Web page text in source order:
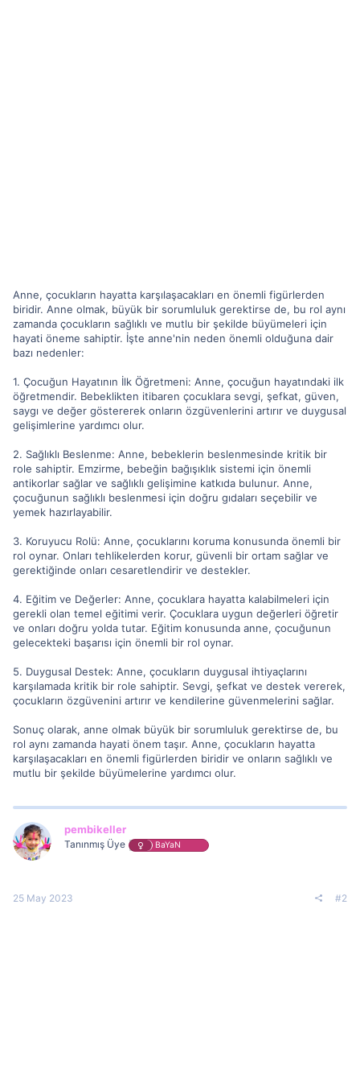
Anne, çocukların hayatta karşılaşacakları en önemli figürlerden
biridir. Anne olmak, büyük bir sorumluluk gerektirse de, bu rol aynı
zamanda çocukların sağlıklı ve mutlu bir şekilde büyümeleri için
hayati öneme sahiptir. İşte anne'nin neden önemli olduğuna dair
bazı nedenler:
1. Çocuğun Hayatının İlk Öğretmeni: Anne, çocuğun hayatındaki ilk
öğretmendir. Bebeklikten itibaren çocuklara sevgi, şefkat, güven,
saygı ve değer göstererek onların özgüvenlerini artırır ve duygusal
gelişimlerine yardımcı olur.
2. Sağlıklı Beslenme: Anne, bebeklerin beslenmesinde kritik bir
role sahiptir. Emzirme, bebeğin bağışıklık sistemi için önemli
antikorlar sağlar ve sağlıklı gelişimine katkıda bulunur. Anne,
çocuğunun sağlıklı beslenmesi için doğru gıdaları seçebilir ve
yemek hazırlayabilir.
3. Koruyucu Rolü: Anne, çocuklarını koruma konusunda önemli bir
rol oynar. Onları tehlikelerden korur, güvenli bir ortam sağlar ve
gerektiğinde onları cesaretlendirir ve destekler.
4. Eğitim ve Değerler: Anne, çocuklara hayatta kalabilmeleri için
gerekli olan temel eğitimi verir. Çocuklara uygun değerleri öğretir
ve onları doğru yolda tutar. Eğitim konusunda anne, çocuğunun
gelecekteki başarısı için önemli bir rol oynar.
5. Duygusal Destek: Anne, çocukların duygusal ihtiyaçlarını
karşılamada kritik bir role sahiptir. Sevgi, şefkat ve destek vererek,
çocukların özgüvenini artırır ve kendilerine güvenmelerini sağlar.
Sonuç olarak, anne olmak büyük bir sorumluluk gerektirse de, bu
rol aynı zamanda hayati önem taşır. Anne, çocukların hayatta
karşılaşacakları en önemli figürlerden biridir ve onların sağlıklı ve
mutlu bir şekilde büyümelerine yardımcı olur.
pembikeller
Tanınmış Üye BaYaN
25 May 2023 #2